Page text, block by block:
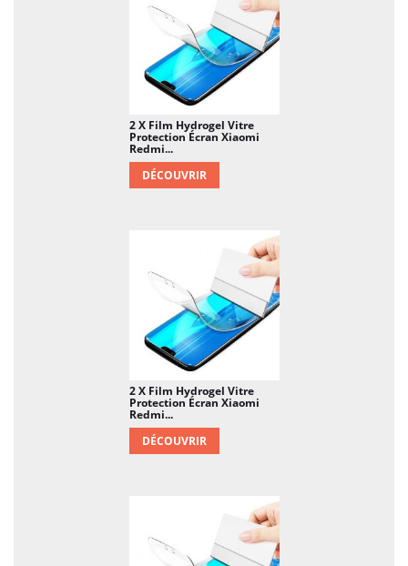
2 X Film Hydrogel Vitre
Protection Écran Xiaomi
Redmi...
DÉCOUVRIR
2 X Film Hydrogel Vitre
Protection Écran Xiaomi
Redmi...
DÉCOUVRIR